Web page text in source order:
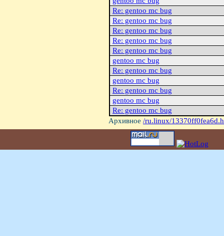
Re: gentoo mc bug
Re: gentoo mc bug
Re: gentoo mc bug
Re: gentoo mc bug
Re: gentoo mc bug
gentoo mc bug
Re: gentoo mc bug
gentoo mc bug
Re: gentoo mc bug
gentoo mc bug
Re: gentoo mc bug
Архивное /ru.linux/